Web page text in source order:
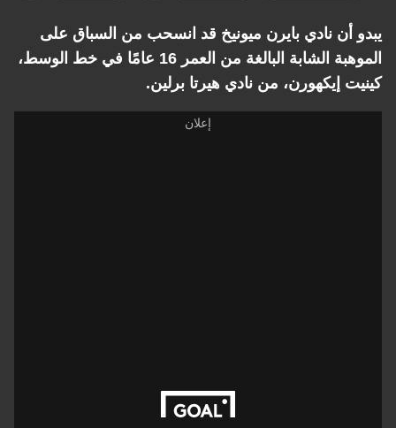
يبدو أن نادي بايرن ميونيخ قد انسحب من السباق على
الموهبة الشابة البالغة من العمر 16 عامًا في خط الوسط،
كينيت إيكهورن، من نادي هيرتا برلين.